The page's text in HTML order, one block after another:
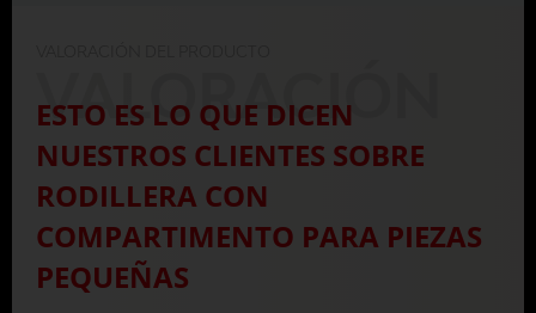
ESTO ES LO QUE DICEN
NUESTROS CLIENTES SOBRE
RODILLERA CON
COMPARTIMENTO PARA PIEZAS
PEQUEÑAS
VALORACIÓN